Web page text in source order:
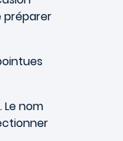
préparer
nom